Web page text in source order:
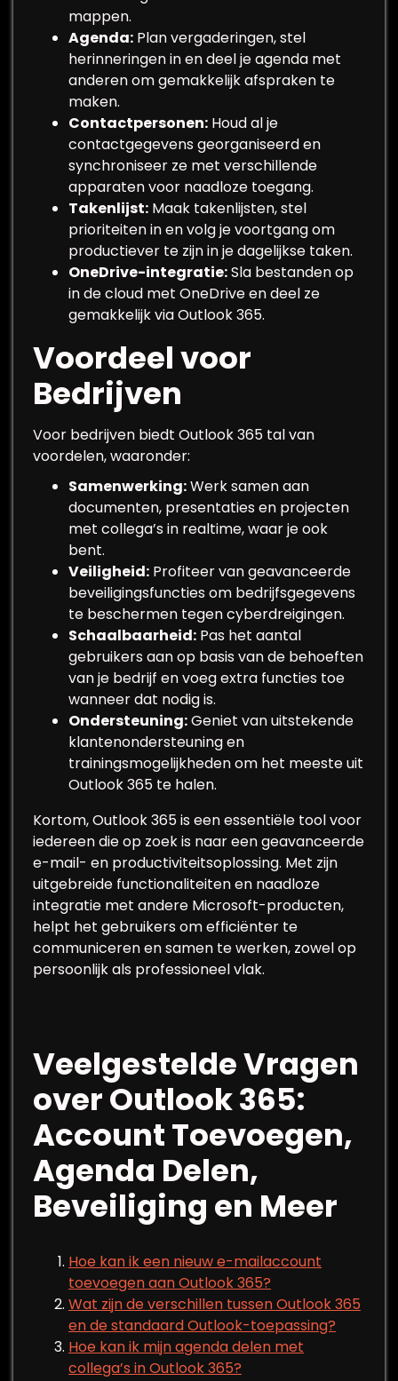
mappen.
Agenda: Plan vergaderingen, stel
herinneringen in en deel je agenda met
anderen om gemakkelijk afspraken te
maken.
Contactpersonen: Houd al je
contactgegevens georganiseerd en
synchroniseer ze met verschillende
apparaten voor naadloze toegang.
Takenlijst: Maak takenlijsten, stel
prioriteiten in en volg je voortgang om
productiever te zijn in je dagelijkse taken.
OneDrive-integratie:Sla bestanden op
in de cloud met OneDrive en deel ze
gemakkelijk via Outlook 365.
Voordeel voor
Bedrijven
Voor bedrijven biedt Outlook 365 tal van
voordelen, waaronder:
Samenwerking:Werk samen aan
documenten, presentaties en projecten
met collega’s in realtime, waar je ook
bent.
Veiligheid: Profiteer van geavanceerde
beveiligingsfuncties om bedrijfsgegevens
te beschermen tegen cyberdreigingen.
Schaalbaarheid: Pas het aantal
gebruikers aan op basis van de behoeften
van je bedrijf en voeg extra functies toe
wanneer dat nodig is.
Ondersteuning:Geniet van uitstekende
klantenondersteuning en
trainingsmogelijkheden om het meeste uit
Outlook 365 te halen.
Kortom, Outlook 365 is een essentiële tool voor
iedereen die op zoek is naar een geavanceerde
e-mail- en productiviteitsoplossing. Met zijn
uitgebreide functionaliteiten en naadloze
integratie met andere Microsoft-producten,
helpt het gebruikers om efficiënter te
communiceren en samen te werken, zowel op
persoonlijk als professioneel vlak.
Veelgestelde Vragen
over Outlook 365:
Account Toevoegen,
Agenda Delen,
Beveiliging en Meer
Hoe kan ik een nieuw e-mailaccount
toevoegen aan Outlook 365?
Wat zijn de verschillen tussen Outlook 365
en de standaard Outlook-toepassing?
Hoe kan ik mijn agenda delen met
collega’s in Outlook 365?